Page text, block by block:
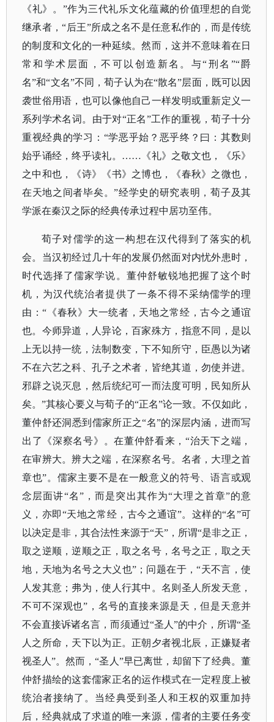
《礼》。”作为三代礼乐文化蕴藏的价值理想的自觉
继承者，“后王”所成之名不是任意私作的，而是传统
的制度和文化的一种延续。然而，这并不意味着在日
常和学术层面，不可以创造新名。与“刑名”“爵
名”和“文名”不同，荀子认为在“散名”层面，既可以因
袭世俗用语，也可以像他自己一样发明或重新定义一
系列学术名词。由于对“正名”工作的重视，荀子十分
重视经典的学习：“学恶乎始？恶乎终？曰：其数则
始乎诵经，终乎读礼。……《礼》之敬文也，《乐》
之中和也，《诗》《书》之博也，《春秋》之微也，
在天地之间者毕矣。”经学史的研究表明，荀子及其
学派在秦汉之际的经典传承过程中居功至伟。
荀子对儒学的这一构想在汉代得到了落实的机
会。当汉初经过几十年的发展仍然面对内忧外患时，
时代选择了儒家学说。董仲舒敏锐地把握了这个时
机，为汉代统治者提供了一条不得不采纳儒学的理
由：“《春秋》大一统者，天地之常经，古今之通谊
也。今师异道，人异论，百家殊方，指意不同，是以
上无以持一统，法制数变，下不知所守，臣愚以为诸
不在六艺之科、孔子之术者，皆绝其道，勿使并进。
邪辟之说灭息，然后统纪可一而法度可明，民知所从
矣。”其核心要义与荀子的“正名”论一致。不仅如此，
董仲舒还洞悉到儒家所正之“名”的深层内涵，进而写
出了《深察名号》。在董仲舒看来，“治天下之端，
在审辨大。辨大之端，在深察名号。名者，大理之首
章也”。儒家主要不是在一般意义的符号、语言或观
念层面讲“名”，而是突出其作为“大理之首章”的意
义，亦即“天地之常经，古今之通谊”。这样的“名”可
以决定是非，其合法性来源于“天”，所谓“是非之正，
取之逆顺，逆顺之正，取之名号，名号之正，取之天
地，天地为名号之大义也”；问题在于，“天不言，使
人发其意；弗为，使人行其中。名则圣人所发天意，
不可不深观也”，名号的直接来源是天，但是天意并
不会直接诉诸名言，而须通过“圣人”的中介，所谓“圣
人之所命，天下以为正。正朝夕者视北辰，正嫌疑者
视圣人”。然而，“圣人”早已离世，却留下了经典。董
仲舒描绘的这套儒家正名的运作模式在一定程度上被
统治者接纳了。当经典受到圣人和王权的双重加持
后，经典就成了求道的唯一来源，儒者的主要任务变